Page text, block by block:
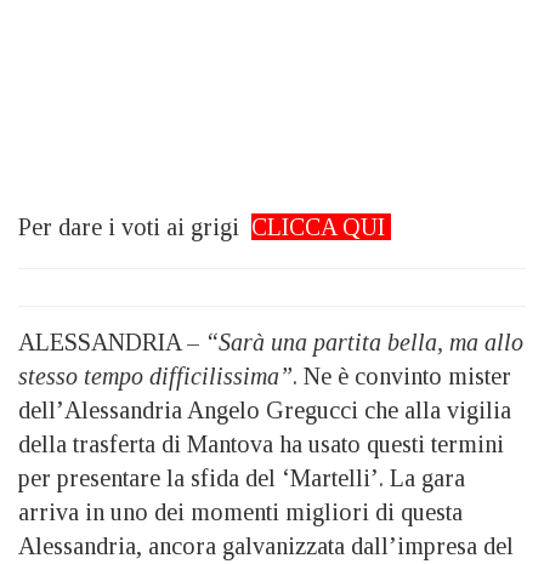
Per dare i voti ai grigi CLICCA QUI
ALESSANDRIA – “Sarà una partita bella, ma allo
stesso tempo difficilissima”. Ne è convinto mister
dell’Alessandria Angelo Gregucci che alla vigilia
della trasferta di Mantova ha usato questi termini
per presentare la sfida del ‘Martelli’. La gara
arriva in uno dei momenti migliori di questa
Alessandria, ancora galvanizzata dall’impresa del